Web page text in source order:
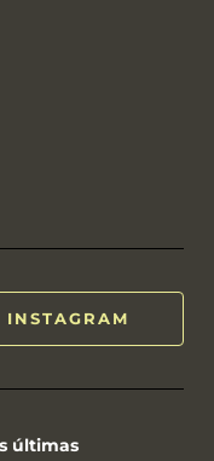
INSTAGRAM
últimas